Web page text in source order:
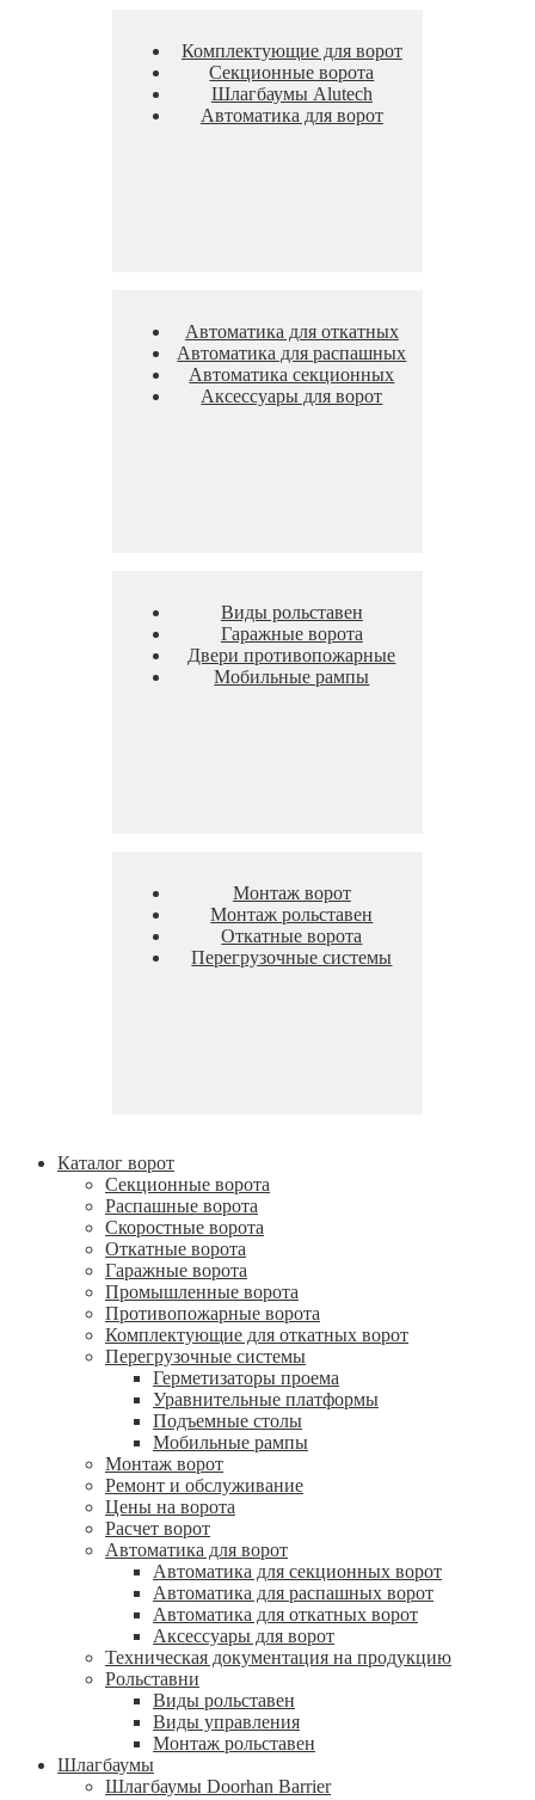
Комплектующие для ворот
Секционные ворота
Шлагбаумы Alutech
Автоматика для ворот
Автоматика для откатных
Автоматика для распашных
Автоматика секционных
Аксессуары для ворот
Виды рольставен
Гаражные ворота
Двери противопожарные
Мобильные рампы
Монтаж ворот
Монтаж рольставен
Откатные ворота
Перегрузочные системы
Каталог ворот
Секционные ворота
Распашные ворота
Скоростные ворота
Откатные ворота
Гаражные ворота
Промышленные ворота
Противопожарные ворота
Комплектующие для откатных ворот
Перегрузочные системы
Герметизаторы проема
Уравнительные платформы
Подъемные столы
Мобильные рампы
Монтаж ворот
Ремонт и обслуживание
Цены на ворота
Расчет ворот
Автоматика для ворот
Автоматика для секционных ворот
Автоматика для распашных ворот
Автоматика для откатных ворот
Аксессуары для ворот
Техническая документация на продукцию
Рольставни
Виды рольставен
Виды управления
Монтаж рольставен
Шлагбаумы
Шлагбаумы Doorhan Barrier